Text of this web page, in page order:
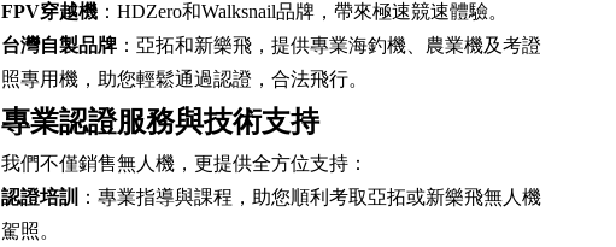
FPV穿越機 ：HDZero和Walksnail品牌，帶來極速競速體驗。
台灣自製品牌 ：亞拓和新樂飛，提供專業海釣機、農業機及考證
照專用機，助您輕鬆通過認證，合法飛行。
專業認證服務與技術支持
我們不僅銷售無人機，更提供全方位支持：
認證培訓
：專業指導與課程，助您順利考取亞拓或新樂飛無人機
駕照。